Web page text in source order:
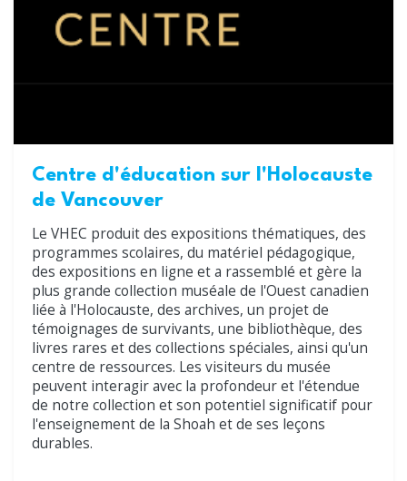
Centre d'éducation sur l'Holocauste
de Vancouver
Le VHEC produit des expositions thématiques, des
programmes scolaires, du matériel pédagogique,
des expositions en ligne et a rassemblé et gère la
plus grande collection muséale de l'Ouest canadien
liée à l'Holocauste, des archives, un projet de
témoignages de survivants, une bibliothèque, des
livres rares et des collections spéciales, ainsi qu'un
centre de ressources. Les visiteurs du musée
peuvent interagir avec la profondeur et l'étendue
de notre collection et son potentiel significatif pour
l'enseignement de la Shoah et de ses leçons
durables.